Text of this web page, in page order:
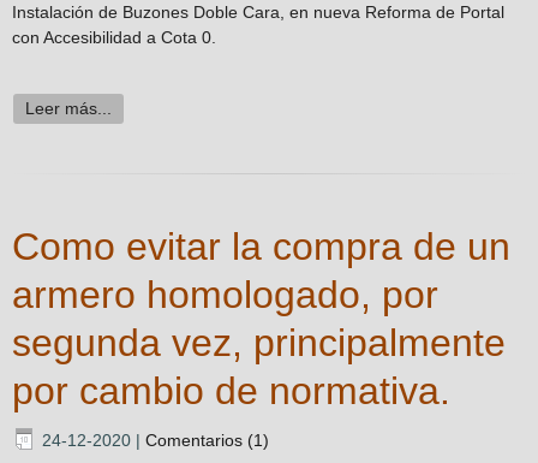
Instalación de Buzones Doble Cara, en nueva Reforma de Portal
con Accesibilidad a Cota 0.
Leer más...
Como evitar la compra de un
armero homologado, por
segunda vez, principalmente
por cambio de normativa.
24-12-2020 | Comentarios (1)